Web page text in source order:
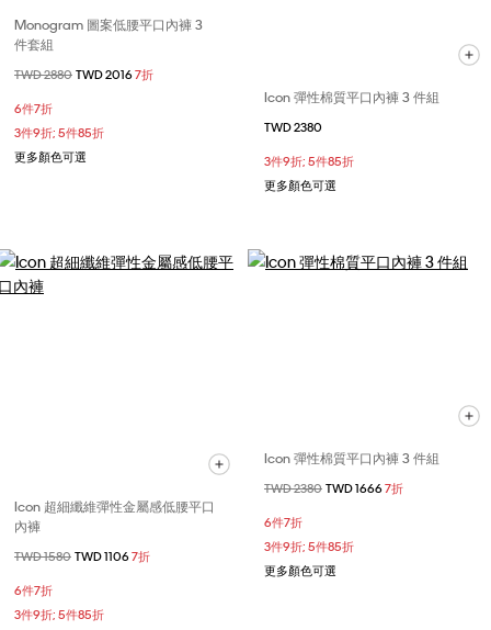
Monogram 圖案低腰平口內褲 3
件套組
價格扣減從
TWD 2880 至
TWD 20167折
6件7折
3件9折; 5件85折
更多顏色可選
Icon 彈性棉質平口內褲 3 件組
TWD 2380
3件9折; 5件85折
更多顏色可選
Icon 超細纖維彈性金屬感低腰平口
內褲
價格扣減從
TWD 1580 至
TWD 11067折
6件7折
3件9折; 5件85折
Icon 彈性棉質平口內褲 3 件組
價格扣減從
TWD 2380 至
TWD 16667折
6件7折
3件9折; 5件85折
更多顏色可選